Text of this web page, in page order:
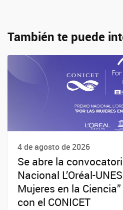
También te puede
4 de agosto de 2026
Se abre la
Nacional L’Oréal-
Mujeres en la
con el CONICET